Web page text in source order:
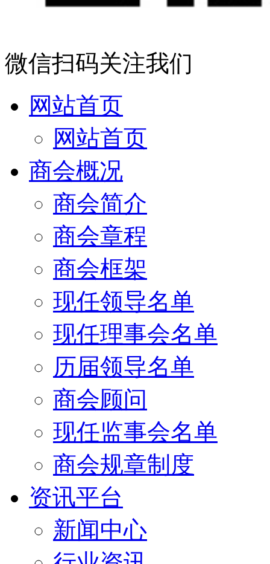
微信扫码关注我们
网站首页
网站首页
商会概况
商会简介
商会章程
商会框架
现任领导名单
现任理事会名单
历届领导名单
商会顾问
现任监事会名单
商会规章制度
资讯平台
新闻中心